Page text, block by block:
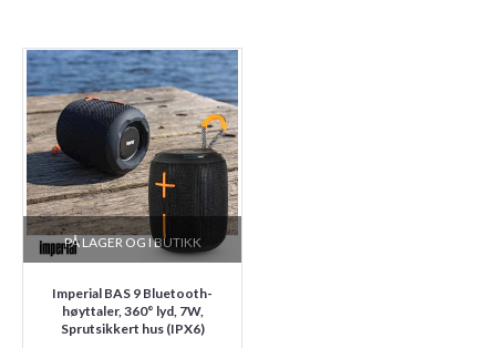
PÅ LAGER OG I BUTIKK
Imperial BAS 9 Bluetooth-
høyttaler, 360° lyd, 7W,
Sprutsikkert hus (IPX6)